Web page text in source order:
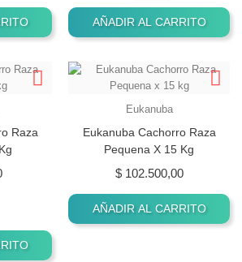
AÑADIR AL CARRITO
Raza
Precio
Eukanuba
Eukanuba Cachorro Raza
Pequena X 15 Kg
$ 102.500,00Precio
AÑADIR AL CARRITO